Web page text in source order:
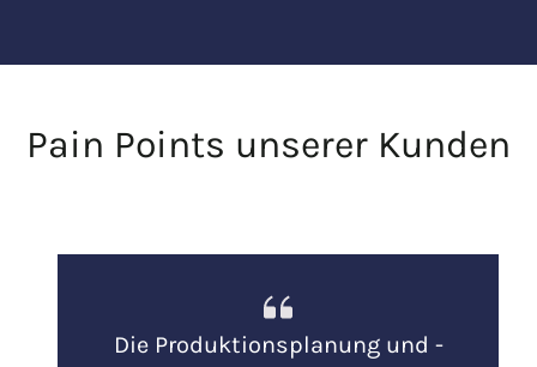
Pain Points unserer Kunden
Die Produktionsplanung und -